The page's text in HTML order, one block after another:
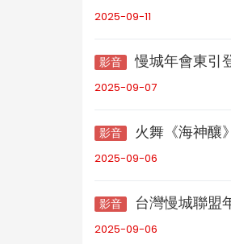
2025-09-11
影音 慢城年會東引
2025-09-07
影音 火舞《海神
2025-09-06
影音 台灣慢城聯盟
2025-09-06